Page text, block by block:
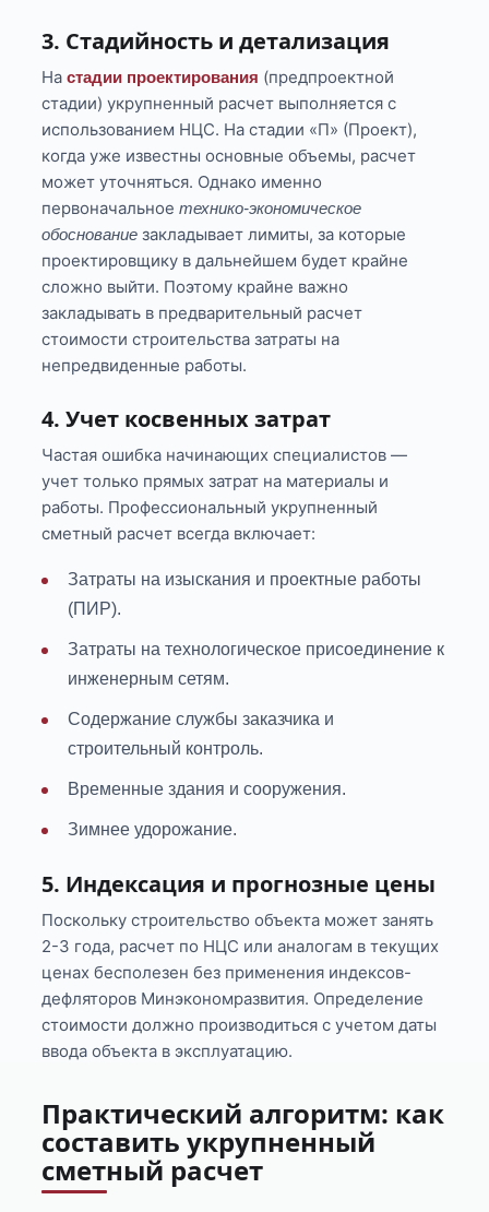
3. Стадийность и детализация
Настадии проектирования (предпроектной
стадии) укрупненный расчет выполняется с
использованием НЦС. На стадии «П» (Проект),
когда уже известны основные объемы, расчет
может уточняться. Однако именно
первоначальноетехнико-экономическое
обоснование закладывает лимиты, за которые
проектировщику в дальнейшем будет крайне
сложно выйти. Поэтому крайне важно
закладывать в предварительный расчет
стоимости строительства затраты на
непредвиденные работы.
4. Учет косвенных затрат
Частая ошибка начинающих специалистов —
учет только прямых затрат на материалы и
работы. Профессиональный укрупненный
сметный расчет всегда включает:
Затраты на изыскания и проектные работы
(ПИР).
Затраты на технологическое присоединение к
инженерным сетям.
Содержание службы заказчика и
строительный контроль.
Временные здания и сооружения.
Зимнее удорожание.
5. Индексация и прогнозные цены
Поскольку строительство объекта может занять
2-3 года, расчет по НЦС или аналогам в текущих
ценах бесполезен без применения индексов-
дефляторов Минэкономразвития. Определение
стоимости должно производиться с учетом даты
ввода объекта в эксплуатацию.
Практический алгоритм: как
составить укрупненный
сметный расчет